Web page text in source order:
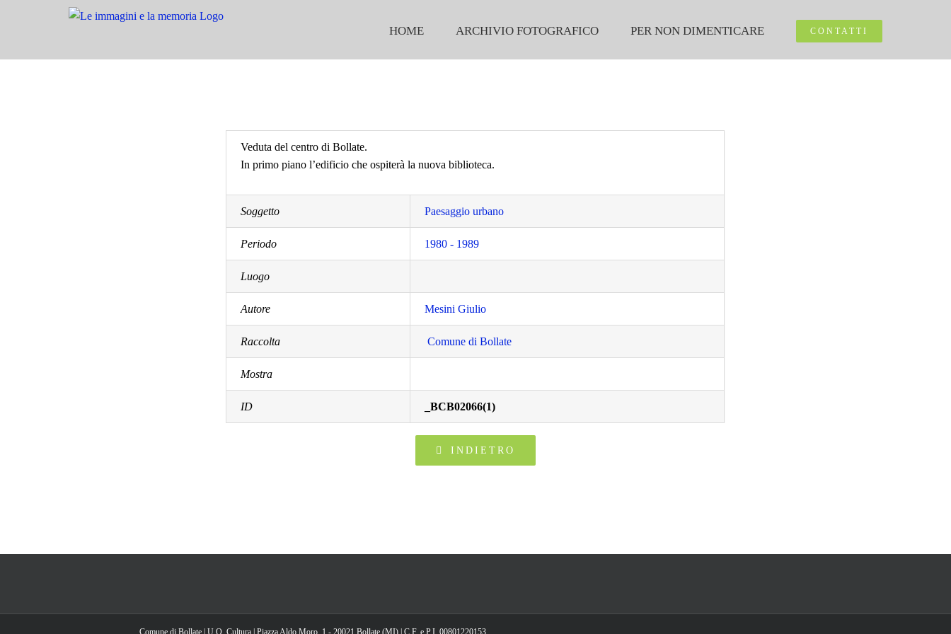
HOME ARCHIVIO FOTOGRAFICO PER NON DIMENTICARE CONTATTI
Veduta del centro di Bollate.
In primo piano l’edificio che ospiterà la nuova biblioteca.
Soggetto Paesaggio urbano
Periodo 1980 - 1989
Luogo
Autore Mesini Giulio
Raccolta Comune di Bollate
Mostra
ID _BCB02066(1)
INDIETRO
Comune di Bollate | U.O. Cultura | Piazza Aldo Moro, 1 - 20021 Bollate (MI) | C.F. e P.I. 00801220153